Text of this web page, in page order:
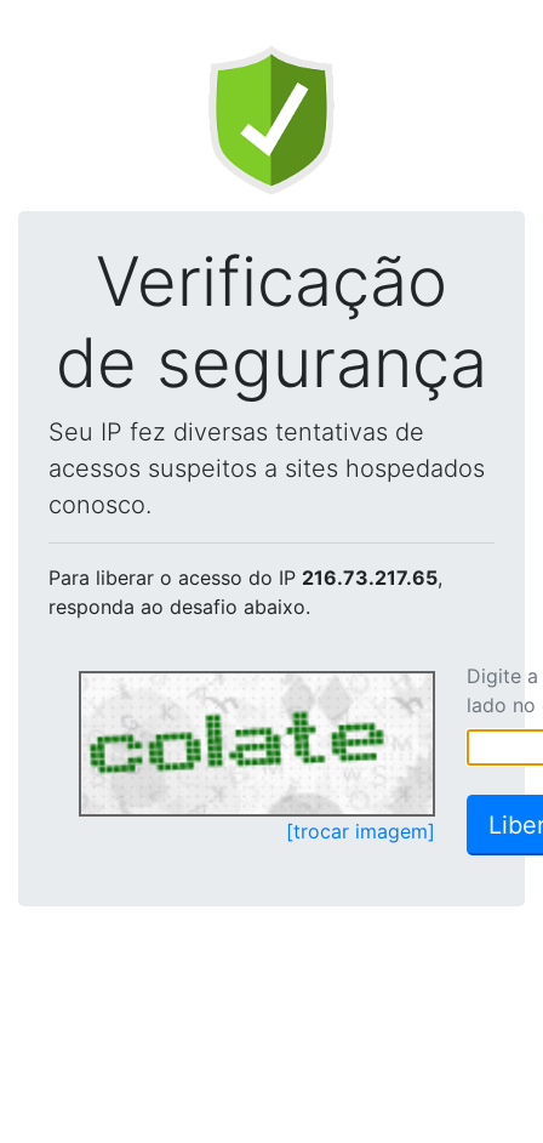
Verificação
de segurança
Seu IP fez diversas tentativas de
acessos suspeitos a sites hospedados
conosco.
Para liberar o acesso do IP 216.73.217.65,
responda ao desafio abaixo.
[trocar imagem]
Digite
lado no